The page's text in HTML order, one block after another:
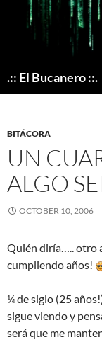
content
.:: El Bucanero ::.
BITÁCORA
UN
ALGO
OCTOBER 10, 2006
Quién diría….. otro
cumpliendo años!
¼ de siglo (25
sigue viendo y
será que me